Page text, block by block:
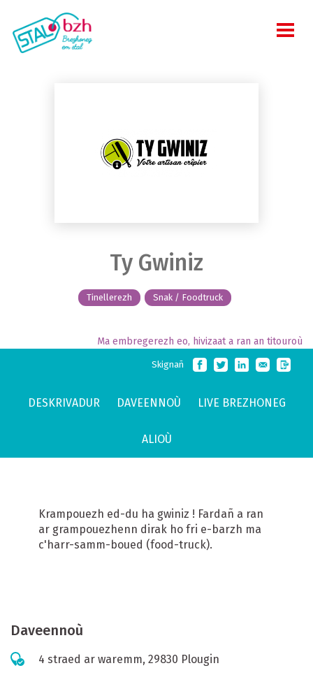
Ty Gwiniz
Tinellerezh Snak / Foodtruck
Ma embregerezh eo, hivizaat a ran an titouroù
Skignañ
DESKRIVADUR DAVEENNOÙ LIVE BREZHONEG
ALIOÙ
Krampouezh ed-du ha gwiniz ! Fardañ a ran
ar grampouezhenn dirak ho fri e-barzh ma
c'harr-samm-boued (food-truck).
Daveennoù
4 straed ar waremm, 29830 Plougin